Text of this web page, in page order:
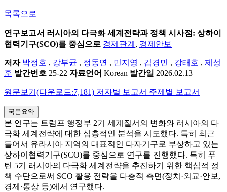
목록으로
연구보고서 러시아의 다극화 세계전략과 정책 시사점: 상하이
협력기구(SCO)를 중심으로 경제관계 , 경제안보
저자 박정호 , 강부균 , 정동연 , 민지영 , 김경민 , 강태호 , 제성
훈 발간번호 25-22 자료언어 Korean 발간일 2026.02.13
원문보기(다운로드:7,181) 저자별 보고서 주제별 보고서
국문요약
본 연구는 트럼프 행정부 2기 세계질서의 변화와 러시아의 다
극화 세계전략에 대한 심층적인 분석을 시도했다. 특히 최근
들어서 유라시아 지역의 대표적인 다자기구로 부상하고 있는
상하이협력기구(SCO)를 중심으로 연구를 진행했다. 특히 푸
틴 5기 러시아의 다극화 세계전략을 추진하기 위한 핵심적 정
책 수단으로써 SCO 활용 전략을 다층적 측면(정치·외교·안보,
경제·통상 등)에서 연구했다.